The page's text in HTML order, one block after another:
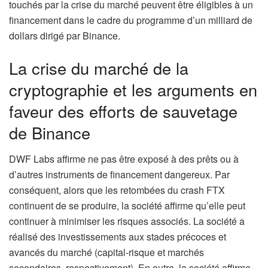
touchés par la crise du marché peuvent être éligibles à un
financement dans le cadre du programme d’un milliard de
dollars dirigé par Binance.
La crise du marché de la
cryptographie et les arguments en
faveur des efforts de sauvetage
de Binance
DWF Labs affirme ne pas être exposé à des prêts ou à
d’autres instruments de financement dangereux. Par
conséquent, alors que les retombées du crash FTX
continuent de se produire, la société affirme qu’elle peut
continuer à minimiser les risques associés. La société a
réalisé des investissements aux stades précoces et
avancés du marché (capital-risque et marchés